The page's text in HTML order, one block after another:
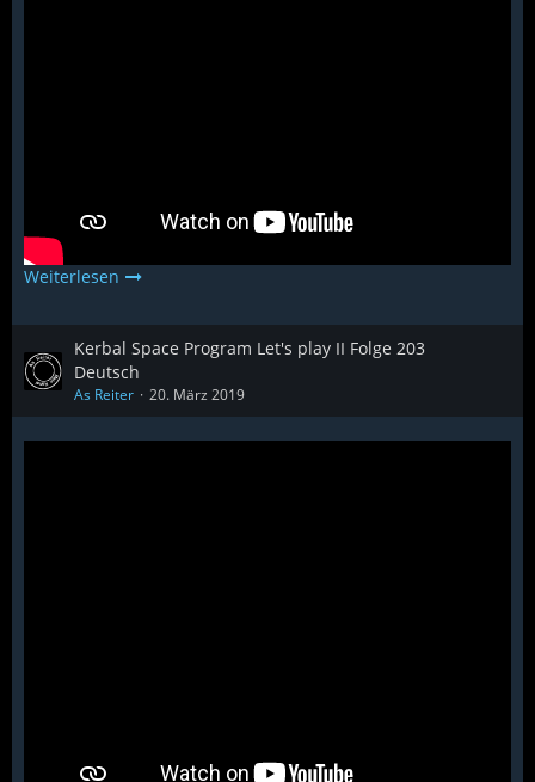
Weiterlesen
Kerbal Space Program Let's play II Folge 203
Deutsch
As Reiter 20. März 2019